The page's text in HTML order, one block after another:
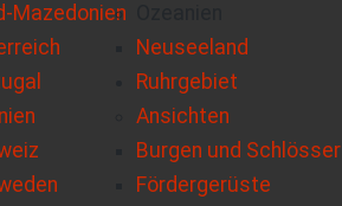
Mazedonien
Neuseeland
Ruhrgebiet
Ansichten
Burgen und Schlösser
Fördergerüste